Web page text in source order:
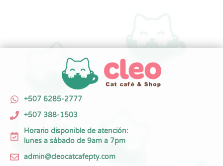
+507 6285-2777
+507 388-1503
Horario disponible de atención:
lunes a sábado de 9am a 7pm
admin@cleocatcafepty.com